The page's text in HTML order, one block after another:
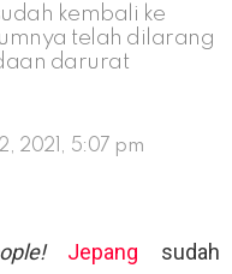
kembali ke
telah dilarang
darurat
2021, 5:07 pm
Jepang sudah